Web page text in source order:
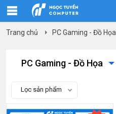
Trang chủ PC Gaming - Đồ Họa
PC Gaming - Đồ Họa
Lọc sản phẩm